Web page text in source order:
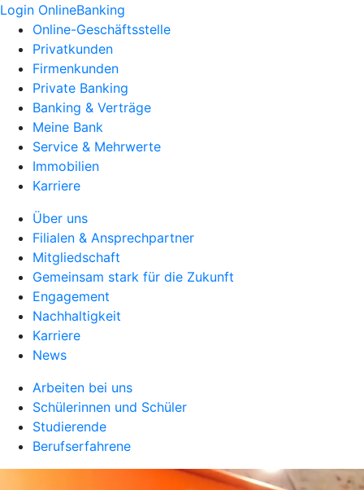
Login OnlineBanking
Online-Geschäftsstelle
Privatkunden
Firmenkunden
Private Banking
Banking & Verträge
Meine Bank
Service & Mehrwerte
Immobilien
Karriere
Über uns
Filialen & Ansprechpartner
Mitgliedschaft
Gemeinsam stark für die Zukunft
Engagement
Nachhaltigkeit
Karriere
News
Arbeiten bei uns
Schülerinnen und Schüler
Studierende
Berufserfahrene